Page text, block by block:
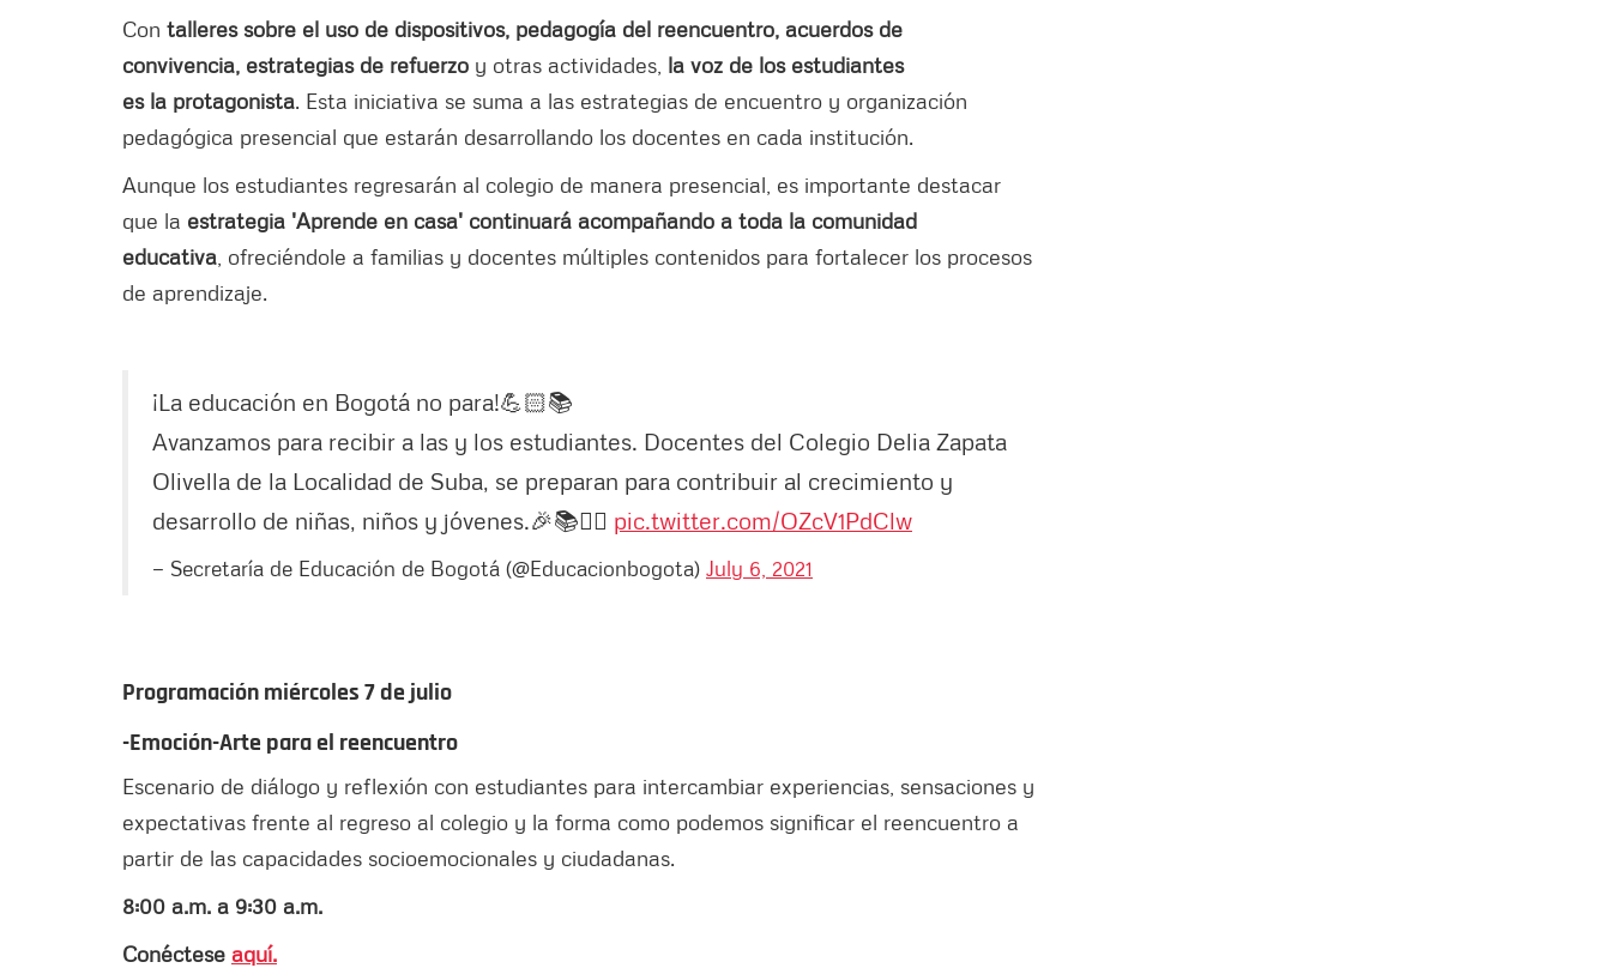
Con talleres sobre el uso de dispositivos, pedagogía del reencuentro, acuerdos de
convivencia, estrategias de refuerzo y otras actividades, la voz de los estudiantes
es la protagonista. Esta iniciativa se suma a las estrategias de encuentro y organización
pedagógica presencial que estarán desarrollando los docentes en cada institución.
Aunque los estudiantes regresarán al colegio de manera presencial, es importante destacar
que la estrategia 'Aprende en casa' continuará acompañando a toda la comunidad
educativa , ofreciéndole a familias y docentes múltiples contenidos para fortalecer los procesos
de aprendizaje.
¡La educación en Bogotá no para!💪🏻📚
Avanzamos para recibir a las y los estudiantes. Docentes del Colegio Delia Zapata
Olivella de la Localidad de Suba, se preparan para contribuir al crecimiento y
desarrollo de niñas, niños y jóvenes.🎉📚✍🏻 pic.twitter.com/OZcV1PdClw
— Secretaría de Educación de Bogotá (@Educacionbogota) July 6, 2021
Programación miércoles 7 de julio
-Emoción-Arte para el reencuentro
Escenario de diálogo y reflexión con estudiantes para intercambiar experiencias, sensaciones y
expectativas frente al regreso al colegio y la forma como podemos significar el reencuentro a
partir de las capacidades socioemocionales y ciudadanas.
8:00 a.m. a 9:30 a.m.
Conéctese aquí.